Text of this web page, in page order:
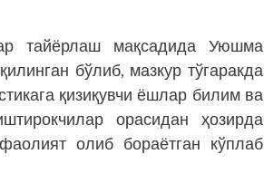
тайёрлаш мақсадида Уюшма
бўлиб, мазкур тўгаракда
қизиқувчи ёшлар билим ва
орасидан ҳозирда
олиб бораётган кўплаб